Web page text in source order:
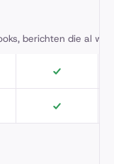
berichten die al